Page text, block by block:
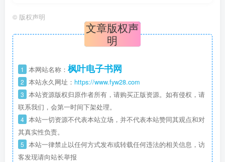
© 版权声明
文章版权声
明
1 本网站名称： 枫叶电子书网
2 本站永久网址： https://www.fyw28.com
3 本站资源版权归原作者所有，请购买正版资源。如有侵权，请
联系我们，会第一时间下架处理。
4 本站一切资源不代表本站立场，并不代表本站赞同其观点和对
其真实性负责。
5 本站一律禁止以任何方式发布或转载任何违法的相关信息，访
客发现请向站长举报